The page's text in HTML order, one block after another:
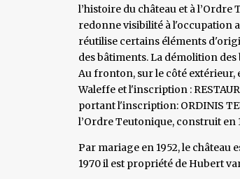
l’histoire du château et à
redonne visibilité à l'occupation
réutilise certains éléments
des bâtiments. La démolition
Au fronton, sur le côté extérieur,
Waleffe et l'inscription :
portant l'inscription: ORDINIS
l’Ordre Teutonique, construit en
Par mariage en 1952, le château
1970 il est propriété de Hubert